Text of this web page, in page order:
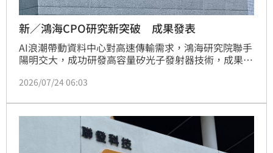
新／鴻海CPO研究新突破 成果發表
AI浪潮帶動資料中心對高速傳輸需求，鴻海研究院聯手
陽明交大，成功研發高容量矽光子發射器技術，成果刊
梳狀雷射、PAM4調變及多核心光纖整合，創造每秒
輸的散熱與頻寬瓶頸，更透過GSSG電極配置優化訊號
清晰度，有效降低晶片能耗。鴻海研究院表示，此技術
為未來共同封裝光學（CPO）奠定基礎，將顯著加速AI
與雲端服務效能，推動綠能晶片發展，為半導體產業帶
2026/07/24 06:03